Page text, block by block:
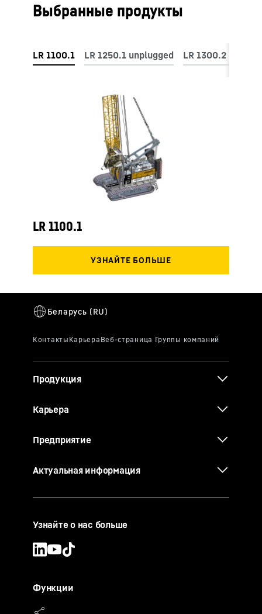
Выбранные продукты
LR 1100.1
Продукция
Карьера
Предприятие
Актуальная информация
Узнайте о нас больше
Функции